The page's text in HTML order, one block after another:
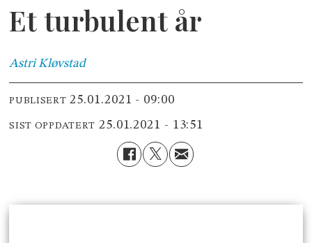
Et turbulent år
Astri Kløvstad
PUBLISERT 25.01.2021 - 09:00
SIST OPPDATERT 25.01.2021 - 13:51